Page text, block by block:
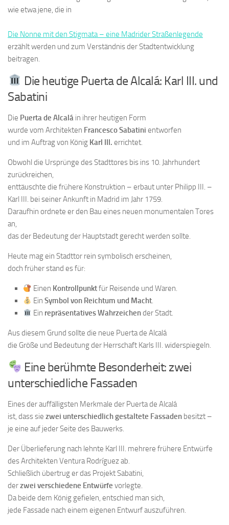
wie etwa jene, die in
Die Nonne mit den Stigmata – eine Madrider Straßenlegende
erzählt werden und zum Verständnis der Stadtentwicklung
beitragen.
Die heutige Puerta de Alcalá: Karl III. und
Sabatini
Die Puerta de Alcalá in ihrer heutigen Form
wurde vom Architekten Francesco Sabatini entworfen
und im Auftrag von König Karl III. errichtet.
Obwohl die Ursprünge des Stadttores bis ins 10. Jahrhundert
zurückreichen,
enttäuschte die frühere Konstruktion – erbaut unter Philipp III. –
Karl III. bei seiner Ankunft in Madrid im Jahr 1759.
Daraufhin ordnete er den Bau eines neuen monumentalen Tores
an,
das der Bedeutung der Hauptstadt gerecht werden sollte.
Heute mag ein Stadttor rein symbolisch erscheinen,
doch früher stand es für:
Einen Kontrollpunktfür Reisende und Waren.
EinSymbol von Reichtum und Macht.
Ein repräsentatives Wahrzeichender Stadt.
Aus diesem Grund sollte die neue Puerta de Alcalá
die Größe und Bedeutung der Herrschaft Karls III. widerspiegeln.
Eine berühmte Besonderheit: zwei
unterschiedliche Fassaden
Eines der auffälligsten Merkmale der Puerta de Alcalá
ist, dass sie zwei unterschiedlich gestaltete Fassaden besitzt –
je eine auf jeder Seite des Bauwerks.
Der Überlieferung nach lehnte Karl III. mehrere frühere Entwürfe
des Architekten Ventura Rodríguez ab.
Schließlich übertrug er das Projekt Sabatini,
derzwei verschiedene Entwürfe vorlegte.
Da beide dem König gefielen, entschied man sich,
jede Fassade nach einem eigenen Entwurf auszuführen.